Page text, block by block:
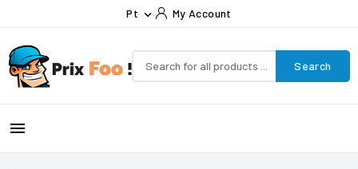
Pt  My Account
Search
